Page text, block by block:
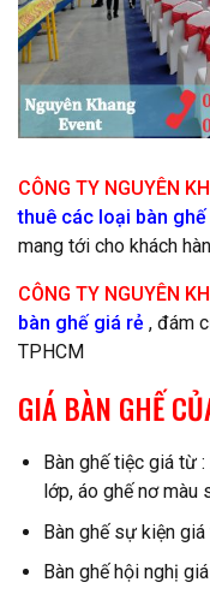
CÔNG TY NGUYÊN
thuê các loại bàn
mang tới cho khách
CÔNG TY NGUYÊN
bàn ghế giá rẻ , đám
TPHCM
GIÁ BÀN GHẾ
Bàn ghế tiệc giá từ
lớp, áo ghế nơ
Bàn ghế sự kiện
Bàn ghế hội nghị